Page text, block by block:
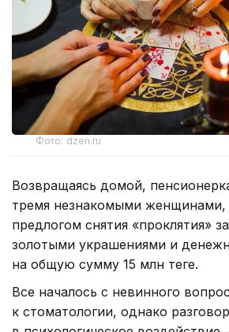
Фото: dzen.ru
Возвращаясь домой,
тремя незнакомыми
предлогом снятия «проклятия»
золотыми украшениями и
на общую сумму 15 млн теңге.
Все началось с невинного
к стоматологии, однако